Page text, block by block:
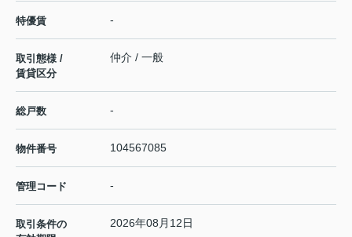
特優賃 -
取引態様 /
賃貸区分
仲介 / 一般
総戸数 -
物件番号 104567085
管理コード -
取引条件の
2026年08月12日